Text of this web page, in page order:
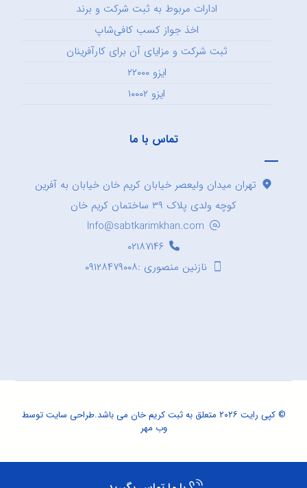
ادارات مربوط به ثبت شرکت و برند
اخذ جواز کسب کافی‌شاپ
ثبت شرکت و مزایای آن برای کارآفرینان
ایزو ۲۲۰۰۰
ایزو ۱۰۰۰۲
تماس با ما
تهران میدان ولیعصر خیابان کریم خان خیابان به آفرین
کوچه ولدی پلاک ۳۹ ساختمان کریم خان
Info@sabtkarimkhan.com
۰۲۱۸۷۱۴۶
نازنین منصوری :۰۹۱۲۸۴۷۹۰۰۸
© کپی رایت ۲۰۲۶ متعلق به ثبت کریم خان می باشد. طراحی سایتتوسط
وب مهر